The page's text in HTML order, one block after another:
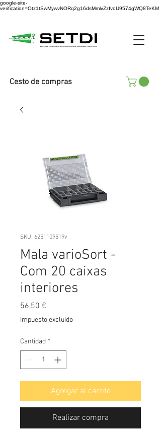
google-site-
verification=Otz1tSwMywvNORq2g16dsMmlvZzIvoU9574gWQ8TeKM
Cesto de compras
SKU: 6251109519v
Mala varioSort -
Com 20 caixas
interiores
56,50 €
Impuesto excluido
Cantidad *
Agregar al carrito
Realizar compra